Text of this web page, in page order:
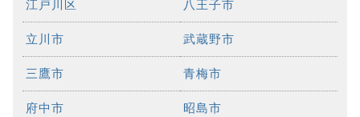
江戸川区 八王子市
立川市 武蔵野市
三鷹市 青梅市
府中市 昭島市